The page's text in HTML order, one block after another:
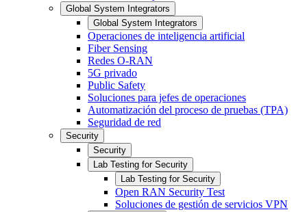
Global System Integrators
Global System Integrators
Operaciones de inteligencia artificial
Fiber Sensing
Redes O-RAN
5G privado
Public Safety
Soluciones para jefes de operaciones
Automatización del proceso de pruebas (TPA)
Seguridad de red
Security
Security
Lab Testing for Security
Lab Testing for Security
Open RAN Security Test
Soluciones de gestión de servicios VPN